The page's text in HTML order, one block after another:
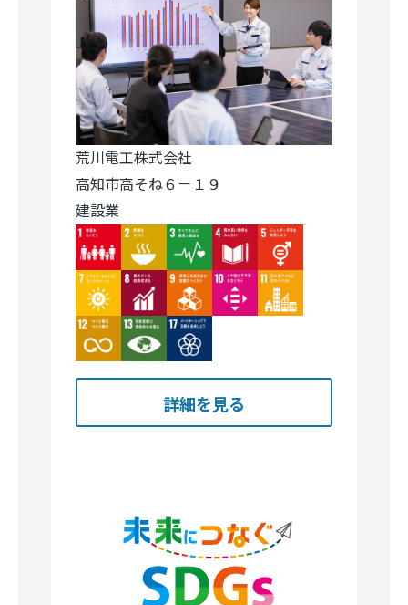
荒川電工株式会社
高知市高そね６－１９
建設業
Image
Image Image Image Image
Image Image Image Image Image
Image Image Image
詳細を見る